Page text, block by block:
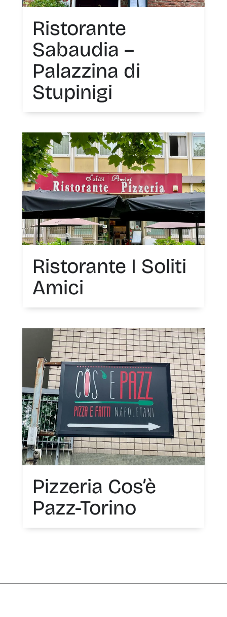
Ristorante
Sabaudia –
Palazzina di
Stupinigi
Ristorante I Soliti
Amici
Pizzeria Cos’è
Pazz-Torino